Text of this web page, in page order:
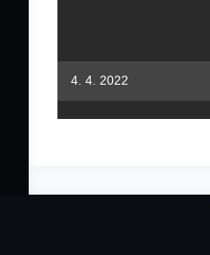
4. 4. 2022